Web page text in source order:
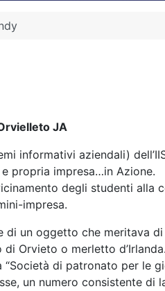
JA
informativi aziendali)
propria impresa…in Azione.
degli studenti alla
impresa.
di un oggetto che meritava
Orvieto o merletto
di patronato per le
un numero consistente